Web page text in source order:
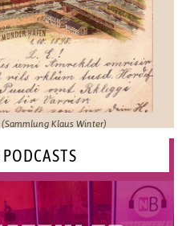
Klaus Winter)